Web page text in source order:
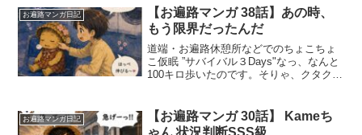
は少し気になったけど、横になれるなら
文句なしだね。宿泊先：し...
お遍路マンガ日記
【お遍路マンガ 38話】あの時、
もう限界だったんだ
道端・お遍路休憩所などでのちょこちょ
こ仮眠 ”サバイバル３Days"なっ、なんと
100キロ歩いたのです。そりゃ、クタクタ
しれません。そして、自分自身にも、ち
ゃんと優しく...
お遍路マンガ日記
【お遍路マンガ 30話】 Kameち